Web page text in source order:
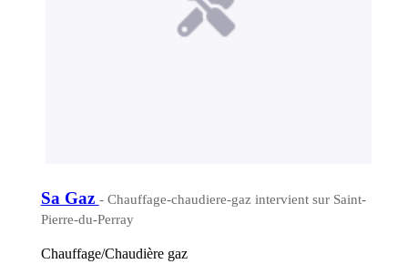
Sa Gaz - Chauffage-chaudiere-gaz intervient sur Saint-
Pierre-du-Perray
Chauffage/Chaudière gaz